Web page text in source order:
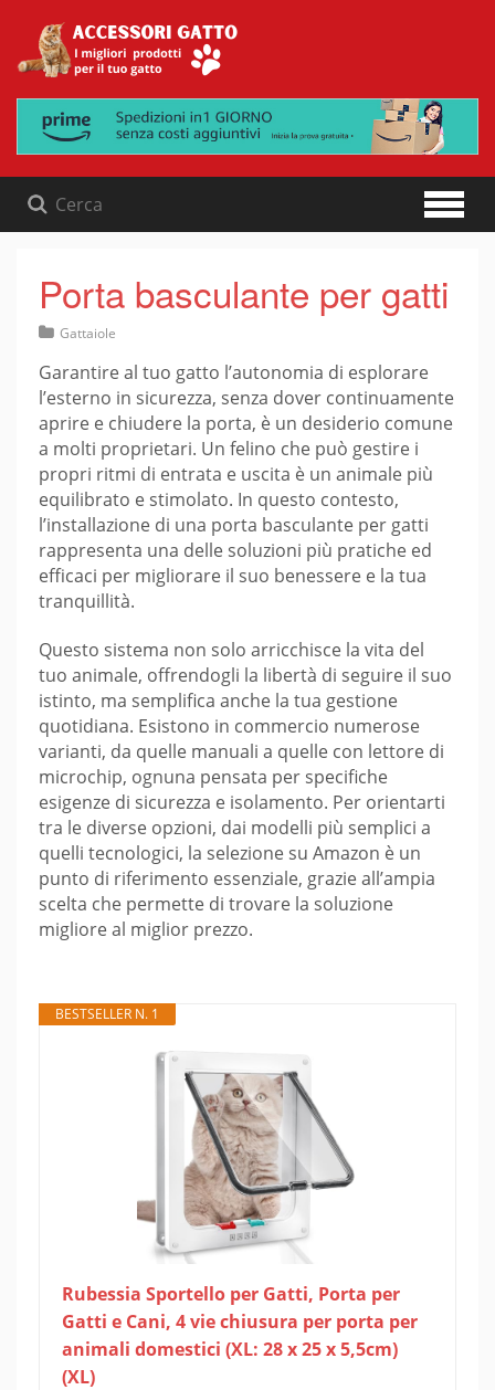
content
Porta basculante per gatti
Gattaiole
Garantire al tuo gatto l’autonomia di esplorare
l’esterno in sicurezza, senza dover continuamente
aprire e chiudere la porta, è un desiderio comune
a molti proprietari. Un felino che può gestire i
propri ritmi di entrata e uscita è un animale più
equilibrato e stimolato. In questo contesto,
l’installazione di una porta basculante per gatti
rappresenta una delle soluzioni più pratiche ed
efficaci per migliorare il suo benessere e la tua
tranquillità.
Questo sistema non solo arricchisce la vita del
tuo animale, offrendogli la libertà di seguire il suo
istinto, ma semplifica anche la tua gestione
quotidiana. Esistono in commercio numerose
varianti, da quelle manuali a quelle con lettore di
microchip, ognuna pensata per specifiche
esigenze di sicurezza e isolamento. Per orientarti
tra le diverse opzioni, dai modelli più semplici a
quelli tecnologici, la selezione su Amazon è un
punto di riferimento essenziale, grazie all’ampia
scelta che permette di trovare la soluzione
migliore al miglior prezzo.
BESTSELLER N. 1
Rubessia Sportello per Gatti, Porta per
Gatti e Cani, 4 vie chiusura per porta per
animali domestici (XL: 28 x 25 x 5,5cm)
(XL)